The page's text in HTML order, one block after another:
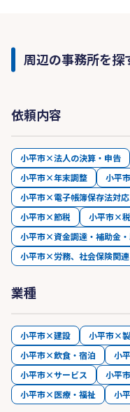
周辺の事務所を探
依頼内容
小平市×法人の決算・申告
小平市×年末調整
小平
小平市×電子帳簿保存法対応
小平市×節税
小平市×
小平市×資金調達・補助金
小平市×労務、社会保険関連
業種
小平市×建設 小平市×
小平市×飲食・宿泊
小
小平市×サービス
小平
小平市×医療・福祉
小